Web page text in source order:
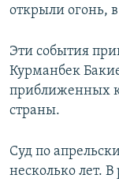
открыли огонь, в
Эти события
Курманбек
приближенных
страны.
Суд по
несколько лет.